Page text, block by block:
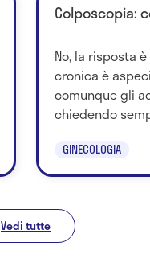
Colposcopia:
No, la risposta
cronica è
comunque gli
chiedendo
GINECOLOGIA
Vedi tutte